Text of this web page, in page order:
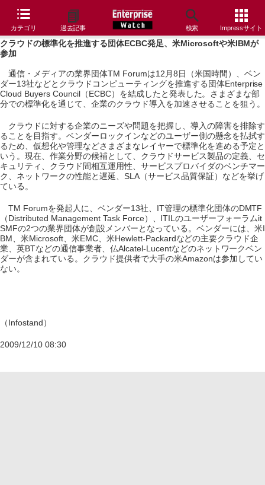
カテゴリ 過去記事 検索 Impressサイト
クラウドの標準化を推進する団体ECBC発足、米Microsoftや米IBMが
参加
通信・メディアの業界団体TM Forumは12月8日（米国時間）、ベン
ダー13社などとクラウドコンピューティングを推進する団体Enterprise
Cloud Buyers Council（ECBC）を結成したと発表した。さまざまな部
分での標準化を通じて、企業のクラウド導入を加速させることを狙う。
クラウドに対する企業のニーズや問題を把握し、導入の障害を排除す
ることを目指す。ベンダーロックインなどのユーザー側の懸念を払拭す
るため、仮想化や管理などさまざまなレイヤーで標準化を進める予定と
いう。現在、作業分野の候補として、クラウドサービス製品の定義、セ
キュリティ、クラウド間相互運用性、サービスプロバイダのベンチマー
ク、ネットワークの性能と遅延、SLA（サービス品質保証）などを挙げ
ている。
TM Forumを発起人に、ベンダー13社、IT管理の標準化団体のDMTF
（Distributed Management Task Force）、ITILのユーザーフォーラムit
SMFの2つの業界団体が創設メンバーとなっている。ベンダーには、米I
BM、米Microsoft、米EMC、米Hewlett-Packardなどの主要クラウド企
業、英BTなどの通信事業者、仏Alcatel-Lucentなどのネットワークベン
ダーが含まれている。クラウド提供者で大手の米Amazonは参加してい
ない。
（Infostand）
2009/12/10 08:30